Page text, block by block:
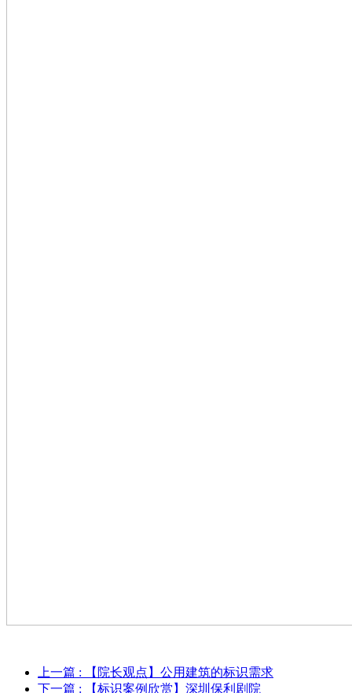
上一篇 : 【院长观点】公用建筑的标识需求
下一篇 : 【标识案例欣赏】深圳保利剧院